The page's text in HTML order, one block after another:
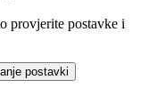
provjerite postavke i
postavki